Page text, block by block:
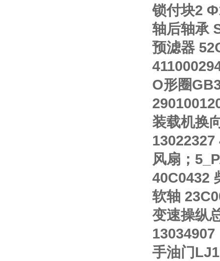
锁付块2
轴后轴承
预滤器
O形圈
装载机换
13022327
风扇；
40C0432
软轴
变速操纵
13034907
手油门